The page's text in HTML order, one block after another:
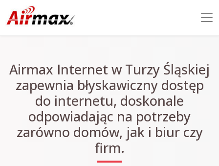
Airmax Internet w Turzy Śląskiej
zapewnia błyskawiczny dostęp
do internetu, doskonale
odpowiadając na potrzeby
zarówno domów, jak i biur czy
firm.